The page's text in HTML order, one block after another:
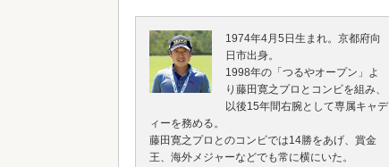
1974年4月5日生まれ。京都府向
日市出身。
1998年の「つるやオープン」よ
り藤田寛之プロとコンビを組み、
以後15年間右腕として専属キャデ
ィーを務める。
藤田寛之プロとのコンビでは14勝をあげ、賞金
王、海外メジャーなどでも常に横にいた。